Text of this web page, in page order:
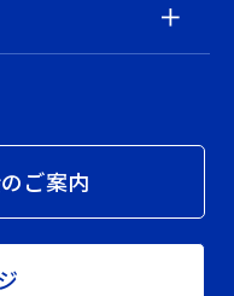
ご案内